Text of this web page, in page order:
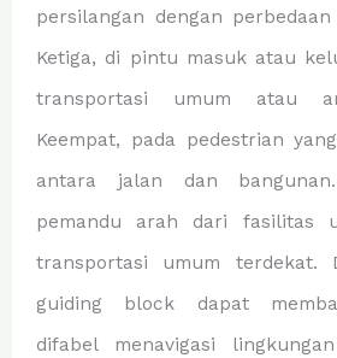
persilangan dengan
Ketiga, di pintu masuk atau
transportasi umum atau
Keempat, pada pedestrian
antara jalan dan
pemandu arah dari fasilitas
transportasi umum terdekat.
guiding block dapat
difabel menavigasi